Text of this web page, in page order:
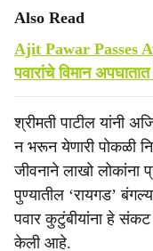
Also Read
Ajit Pawar Passes
पवारांचे विमान
श्रीमती पाटील यांनी
न भरून येणारी पोकळी
जीवनाने लाखो लोकांना
पुण्यातील ‘रायगड’
पवार कुटुंबीयांना हे संकट
केली आहे.